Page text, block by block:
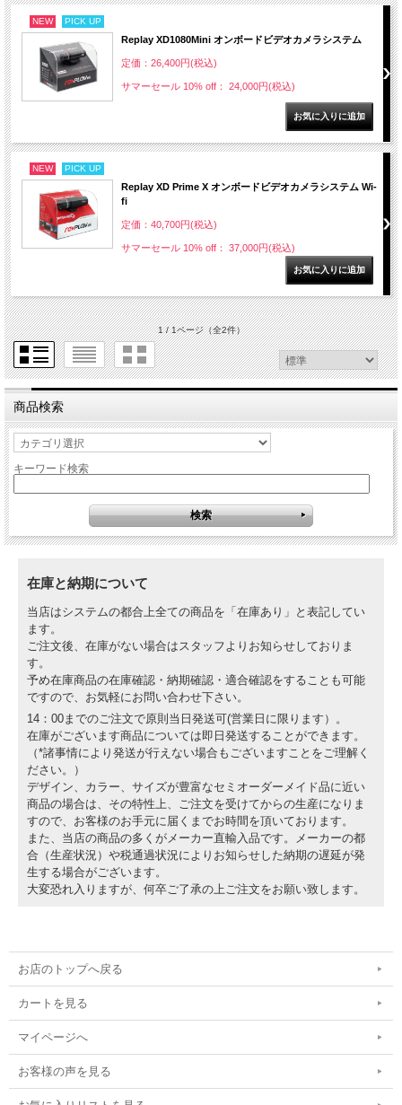
NEW PICK UP
Replay XD1080Mini オンボードビデオカメラシステム
定価：26,400円(税込)
サマーセール 10% off： 24,000円(税込)
NEW PICK UP
Replay XD Prime X オンボードビデオカメラシステム Wi-
fi
定価：40,700円(税込)
サマーセール 10% off： 37,000円(税込)
1 / 1ページ（全2件）
商品検索
キーワード検索
在庫と納期について
当店はシステムの都合上全ての商品を「在庫あり」と表記してい
ます。
ご注文後、在庫がない場合はスタッフよりお知らせしておりま
す。
予め在庫商品の在庫確認・納期確認・適合確認をすることも可能
ですので、お気軽にお問い合わせ下さい。
14：00までのご注文で原則当日発送可(営業日に限ります）。
在庫がございます商品については即日発送することができます。
（*諸事情により発送が行えない場合もございますことをご理解く
ださい。）
デザイン、カラー、サイズが豊富なセミオーダーメイド品に近い
商品の場合は、その特性上、ご注文を受けてからの生産になりま
すので、お客様のお手元に届くまでお時間を頂いております。
また、当店の商品の多くがメーカー直輸入品です。メーカーの都
合（生産状況）や税通過状況によりお知らせした納期の遅延が発
生する場合がございます。
大変恐れ入りますが、何卒ご了承の上ご注文をお願い致します。
お店のトップへ戻る
カートを見る
マイページへ
お客様の声を見る